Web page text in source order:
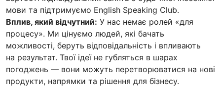
мови та підтримуємо English Speaking Club.
Вплив, який відчутний: У нас немає ролей «для
процесу». Ми цінуємо людей, які бачать
можливості, беруть відповідальність і впливають
на результат. Твої ідеї не губляться в шарах
погоджень — вони можуть перетворюватися на нові
продукти, напрямки та рішення для бізнесу.